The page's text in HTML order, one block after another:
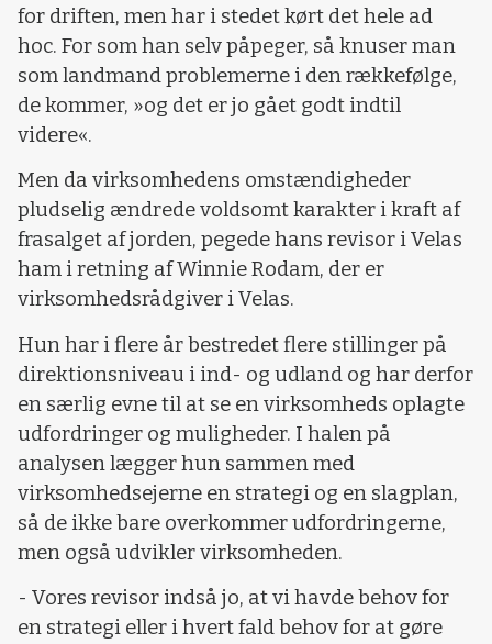
for driften, men har i stedet kørt det hele ad
hoc. For som han selv påpeger, så knuser man
som landmand problemerne i den rækkefølge,
de kommer, »og det er jo gået godt indtil
videre«.
Men da virksomhedens omstændigheder
pludselig ændrede voldsomt karakter i kraft af
frasalget af jorden, pegede hans revisor i Velas
ham i retning af Winnie Rodam, der er
virksomhedsrådgiver i Velas.
Hun har i flere år bestredet flere stillinger på
direktionsniveau i ind- og udland og har derfor
en særlig evne til at se en virksomheds oplagte
udfordringer og muligheder. I halen på
analysen lægger hun sammen med
virksomhedsejerne en strategi og en slagplan,
så de ikke bare overkommer udfordringerne,
men også udvikler virksomheden.
- Vores revisor indså jo, at vi havde behov for
en strategi eller i hvert fald behov for at gøre